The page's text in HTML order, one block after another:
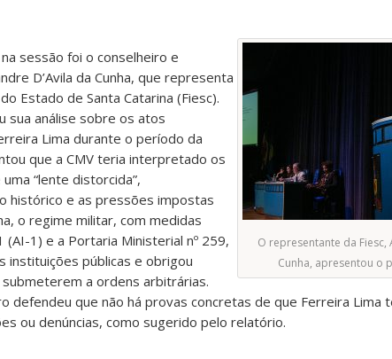
O representante da Fiesc,
Cunha, apresentou o
sessão foi o conselheiro e
D’Avila da Cunha, que representa
Estado de Santa Catarina (Fiesc).
sua análise sobre os atos
Lima durante o período da
que a CMV teria interpretado os
“lente distorcida”,
histórico e as pressões impostas
o regime militar, com medidas
(AI-1) e a Portaria Ministerial nº 259,
instituições públicas e obrigou
a ordens arbitrárias.
defendeu que não há provas concretas de que Ferreira Lima
ou denúncias, como sugerido pelo relatório.